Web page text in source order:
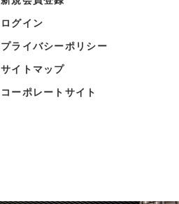
ログイン
プライバシーポリシー
サイトマップ
コーポレートサイト